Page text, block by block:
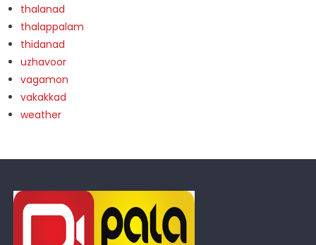
thalanad
thalappalam
thidanad
uzhavoor
vagamon
vakakkad
weather